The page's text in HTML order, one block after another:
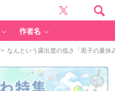
作者名
> なんという露出度の低さ「黒子の夏休